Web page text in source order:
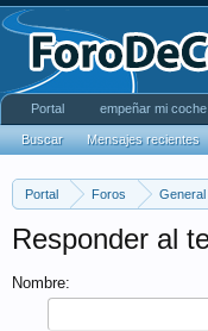
Portal Foros General
Responder al
Nombre:
Portal empeñar mi coche
Buscar Mensajes recientes